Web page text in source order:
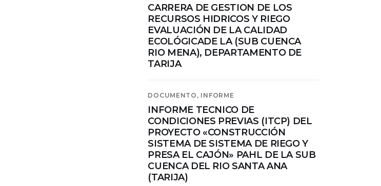
CARRERA DE GESTION DE LOS
RECURSOS HIDRICOS Y RIEGO
EVALUACIÓN DE LA CALIDAD
ECOLÓGICADE LA (SUB CUENCA
RIO MENA), DEPARTAMENTO DE
TARIJA
DOCUMENTO, INFORME
INFORME TECNICO DE
CONDICIONES PREVIAS (ITCP) DEL
PROYECTO «CONSTRUCCIÓN
SISTEMA DE SISTEMA DE RIEGO Y
PRESA EL CAJÓN» PAHL DE LA SUB
CUENCA DEL RIO SANTA ANA
(TARIJA)